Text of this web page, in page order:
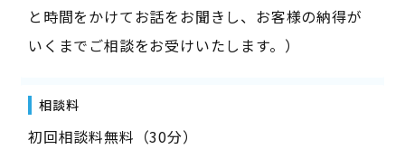
と時間をかけてお話をお聞きし、お客様の納得が
いくまでご相談をお受けいたします。）
相談料
初回相談料無料（30分）